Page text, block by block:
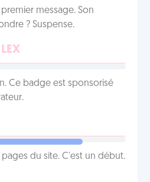
message. Son
? Suspense.
Ce badge est sponsorisé
du site. C'est un début.